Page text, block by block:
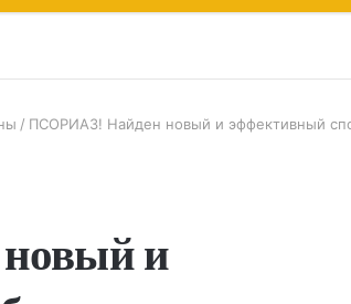
/ ПСОРИАЗ! Найден новый и эффективный
и